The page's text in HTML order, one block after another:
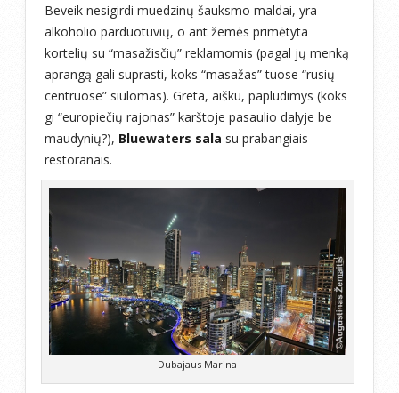
Beveik nesigirdi muedzinų šauksmo maldai, yra
alkoholio parduotuvių, o ant žemės primėtyta
kortelių su “masažisčių” reklamomis (pagal jų menką
aprangą gali suprasti, koks “masažas” tuose “rusių
centruose” siūlomas). Greta, aišku, paplūdimys (koks
gi “europiečių rajonas” karštoje pasaulio dalyje be
maudynių?), Bluewaters sala su prabangiais
restoranais.
Dubajaus Marina